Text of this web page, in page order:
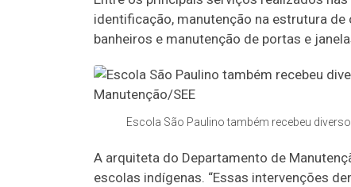
identificação, manutenção na estrutura de
banheiros e manutenção de portas e
Escola São Paulino também recebeu
A arquiteta do Departamento de
escolas indígenas. “Essas intervenções